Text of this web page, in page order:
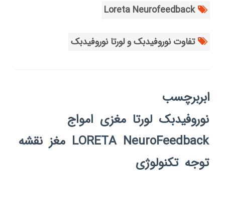
Loreta Neurofeedback
تفاوت نوروفیدبک و لورتا نوروفیدبک
ابربرچسب
نوروفیدبک لورتا مغزی امواج
NeuroFeedback
LORETA مغز نقشه
توجه تکنولوژی